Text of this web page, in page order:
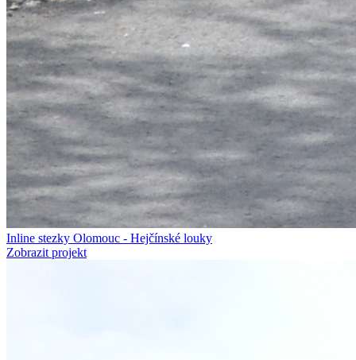
Inline stezky Olomouc - Hejčínské louky
Zobrazit projekt